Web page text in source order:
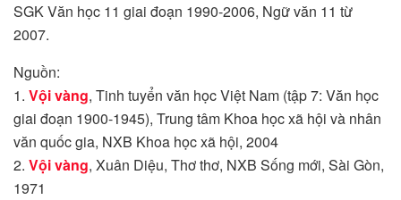
SGK Văn học 11 giai đoạn 1990-2006, Ngữ văn 11 từ
2007.
Nguồn:
1. Vội vàng, Tinh tuyển văn học Việt Nam (tập 7: Văn học
giai đoạn 1900-1945), Trung tâm Khoa học xã hội và nhân
văn quốc gia, NXB Khoa học xã hội, 2004
2. Vội vàng, Xuân Diệu, Thơ thơ, NXB Sống mới, Sài Gòn,
1971